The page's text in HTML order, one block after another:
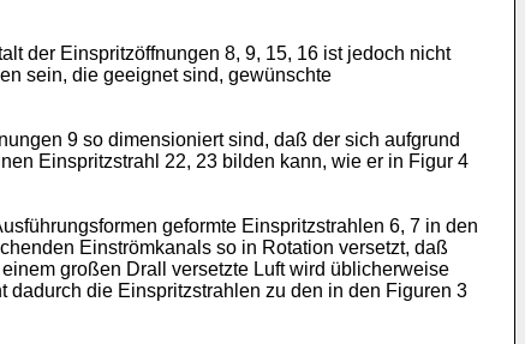
der Einspritzöffnungen 8, 9, 15, 16 ist jedoch nicht
sein, die geeignet sind, gewünschte
9 so dimensioniert sind, daß der sich aufgrund
Einspritzstrahl 22, 23 bilden kann, wie er in Figur 4
geformte Einspritzstrahlen 6, 7 in den
Einströmkanals so in Rotation versetzt, daß
großen Drall versetzte Luft wird üblicherweise
dadurch die Einspritzstrahlen zu den in den Figuren 3